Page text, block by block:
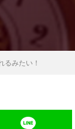
みたい！